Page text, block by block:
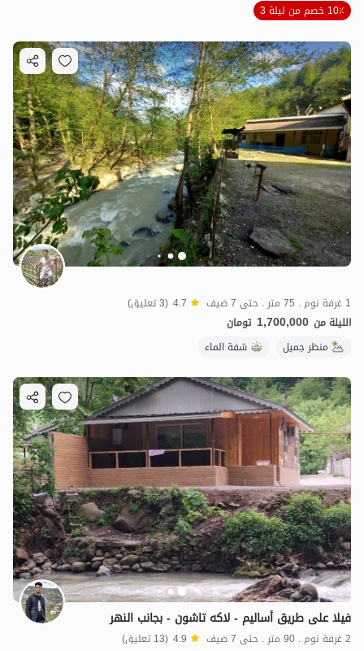
10٪ خصم من ليلة 3
1 غرفة نوم . 75 متر . حتى 7 ضيف 4.7 (3 تعليق)
الليلة من 1,700,000 تومان
منظر جميل
شفة الماء
فيلا على طريق أساليم - لاكه تاشون - بجانب النهر
2 غرفة نوم . 90 متر . حتى 7 ضيف 4.9 (13 تعليق)